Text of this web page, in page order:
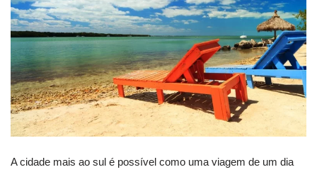
A cidade mais ao sul é possível como uma viagem de um dia